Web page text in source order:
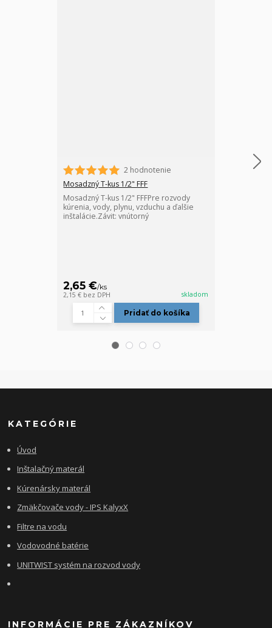
2 hodnotenie
Mosadzný T-kus 1/2" FFF
Mosadzný T-kus 1/2" FFFPre rozvody
kúrenia, vody, plynu, vzduchu a ďalšie
inštalácie.Závit: vnútorný
2,65 €/ks
2,15 € bez DPH skladom
Pridať do košíka
Mosadzný
KATEGÓRIE
Úvod
Inštalačný materál
Kúrenársky materál
Zmäkčovače vody - IPS KalyxX
Filtre na vodu
Vodovodné batérie
UNITWIST systém na rozvod vody
INFORMÁCIE PRE ZÁKAZNÍKOV